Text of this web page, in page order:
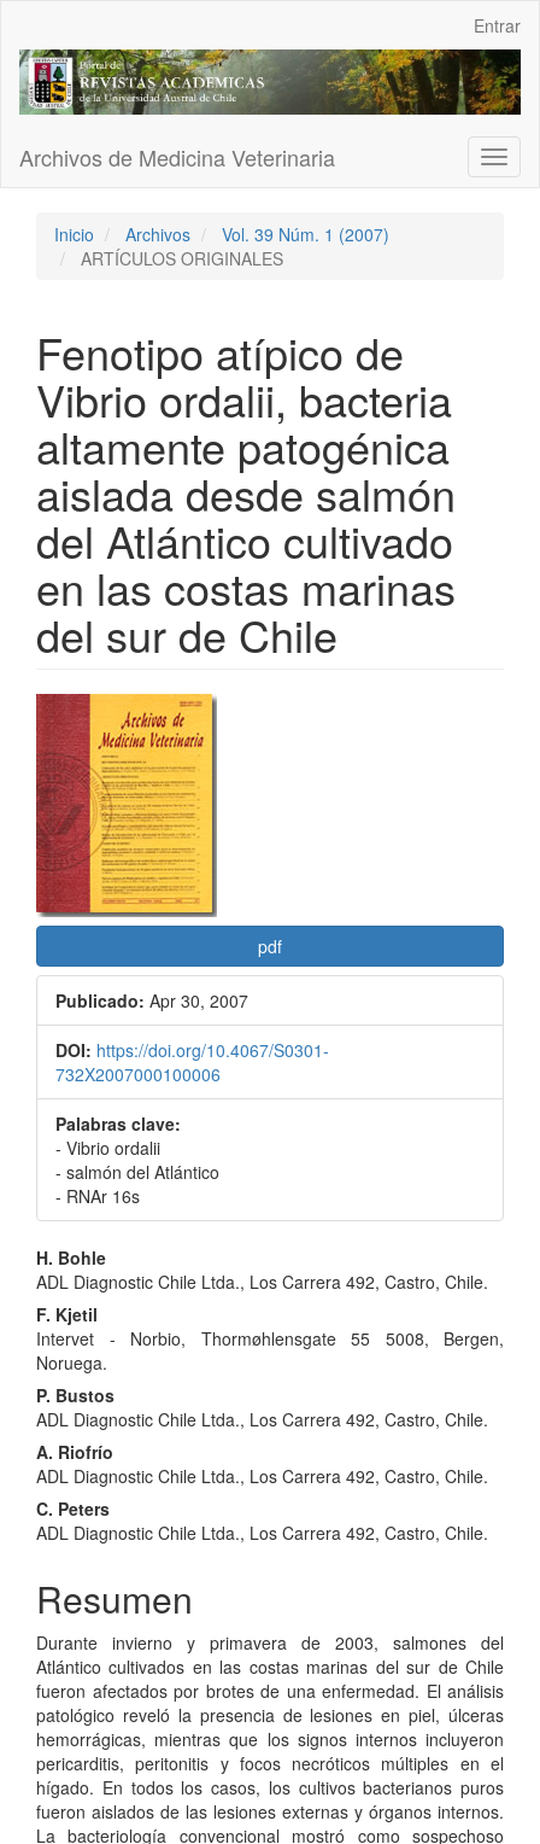
Contenido
principal
Barra
Entrar
Archivos de Medicina Veterinaria
Inicio Archivos
Vol. 39 Núm. 1 (2007)
ARTÍCULOS ORIGINALES
Fenotipo atípico de
Vibrio ordalii, bacteria
altamente patogénica
aislada desde salmón
del Atlántico cultivado
en las costas marinas
del sur de Chile
Barra
lateral
del
artículo
pdf
Publicado: Apr 30, 2007
DOI: https://doi.org/10.4067/S0301-
732X2007000100006
Palabras clave:
- Vibrio ordalii
- salmón del Atlántico
- RNAr 16s
Contenido
principal
del
artículo
H. Bohle
ADL Diagnostic Chile Ltda., Los Carrera 492, Castro, Chile.
F. Kjetil
Intervet - Norbio, Thormøhlensgate 55 5008, Bergen,
Noruega.
P. Bustos
ADL Diagnostic Chile Ltda., Los Carrera 492, Castro, Chile.
A. Riofrío
ADL Diagnostic Chile Ltda., Los Carrera 492, Castro, Chile.
C. Peters
ADL Diagnostic Chile Ltda., Los Carrera 492, Castro, Chile.
Resumen
Durante invierno y primavera de 2003, salmones del
Atlántico cultivados en las costas marinas del sur de Chile
fueron afectados por brotes de una enfermedad. El análisis
patológico reveló la presencia de lesiones en piel, úlceras
hemorrágicas, mientras que los signos internos incluyeron
pericarditis, peritonitis y focos necróticos múltiples en el
hígado. En todos los casos, los cultivos bacterianos puros
fueron aislados de las lesiones externas y órganos internos.
La bacteriología convencional mostró como sospechoso